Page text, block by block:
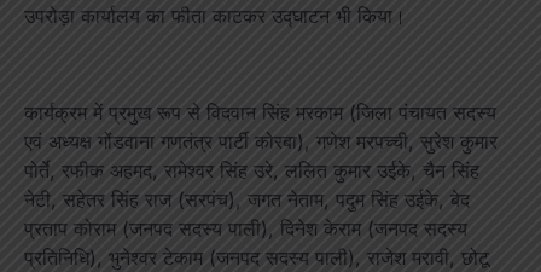
उपरोड़ा कार्यालय का फीता काटकर उद्घाटन भी किया।
कार्यक्रम में प्रमुख रूप से विदवान सिंह मरकाम (जिला पंचायत सदस्य
एवं अध्यक्ष गोंडवाना गणतंत्र पार्टी कोरबा), गणेश मरपच्ची, सुरेश कुमार
पोर्ते, रफीक अहमद, रामेश्वर सिंह उरे, ललित कुमार उईके, चैन सिंह
नेटी, सहेतर सिंह राज (सरपंच), जगत नेताम, पदुम सिंह उईके, बेद
प्रताप कोराम (जनपद सदस्य पाली), दिनेश केराम (जनपद सदस्य
प्रतिनिधि), भुनेश्वर टेकाम (जनपद सदस्य पाली), राजेश मरावी, छोटू